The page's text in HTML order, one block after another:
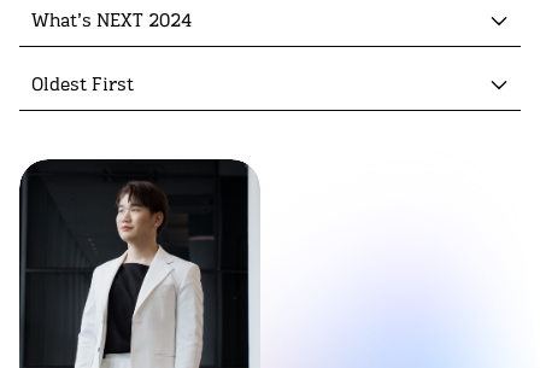
What’s NEXT 2024
Oldest First